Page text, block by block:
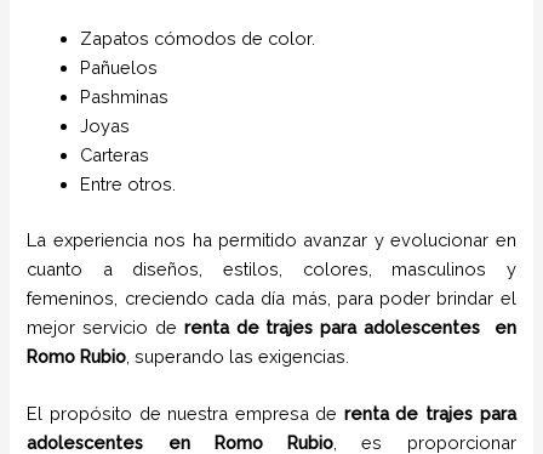
Zapatos cómodos de color.
Pañuelos
Pashminas
Joyas
Carteras
Entre otros.
La experiencia nos ha permitido avanzar y evolucionar en
cuanto a diseños, estilos, colores, masculinos y
femeninos, creciendo cada día más, para poder brindar el
mejor servicio de renta de trajes para adolescentes
en
Romo Rubio , superando las exigencias.
El propósito de nuestra empresa de renta de trajes para
adolescentes
en Romo Rubio , es proporcionar